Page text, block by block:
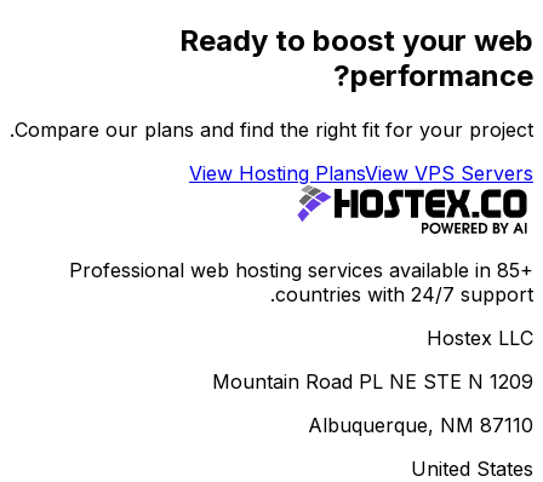
Ready to boost your web
performance?
Compare our plans and find the right fit for your project.
View Hosting PlansView VPS Servers
Professional web hosting services available in 85+
countries with 24/7 support.
Hostex LLC
1209 Mountain Road PL NE STE N
Albuquerque, NM 87110
United States